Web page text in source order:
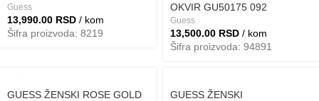
Guess
13,990.00 RSD / kom
Šifra proizvoda: 8219
OKVIR GU50175 092
Guess
13,500.00 RSD / kom
Šifra proizvoda: 94891
GUESS ŽENSKI ROSE GOLD
GUESS ŽENSKI